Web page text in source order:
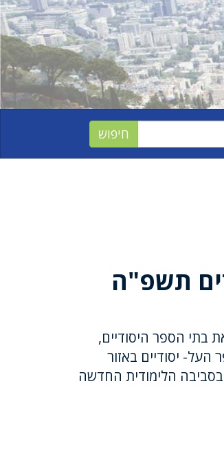
תשפ"ה
בתי הספר היסודיים,
העל- יסודיים באזור
בסביבה הלימודית החדשה